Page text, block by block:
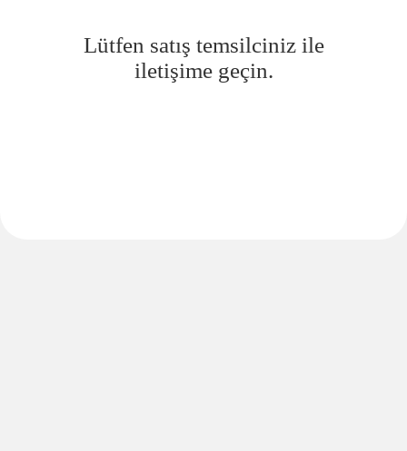
Lütfen satış temsilciniz ile
iletişime geçin.